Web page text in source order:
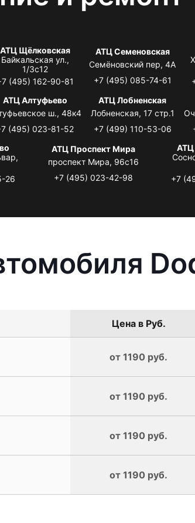
АТЦ Щёлковская
Байкальская ул.,
1/3с12
(495) 162-90-81
АТЦ Семеновская
Семёновский пер, 4А
+7 (495) 085-74-61
АТЦ Алтуфьево
ш., 48к4
(495) 023-81-52
АТЦ Лобненская
Лобненская, 17 стр.1
+7 (499) 110-53-06
26
АТЦ Проспект Мира
проспект Мира, 96с16
+7 (495) 023-42-98
АТЦ
+7
Цена в Руб.
от 1190 руб.
от 1190 руб.
от 1190 руб.
от 1190 руб.